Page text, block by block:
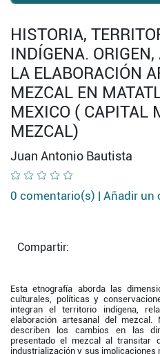
HISTORIA,
INDÍGENA.
LA ELABORACIÓN
MEZCAL EN
MEXICO ( CAPITAL
MEZCAL)
Juan Antonio Bautista
0 comentario(s) | Añadir un
Compartir:
Esta etnografía aborda las
culturales, políticas y
integran el territorio indígena,
elaboración artesanal del
describen los cambios en las
presentado el mezcal al transitar
industrialización y sus